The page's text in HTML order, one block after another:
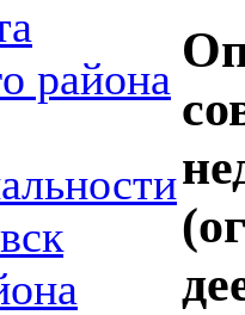
района